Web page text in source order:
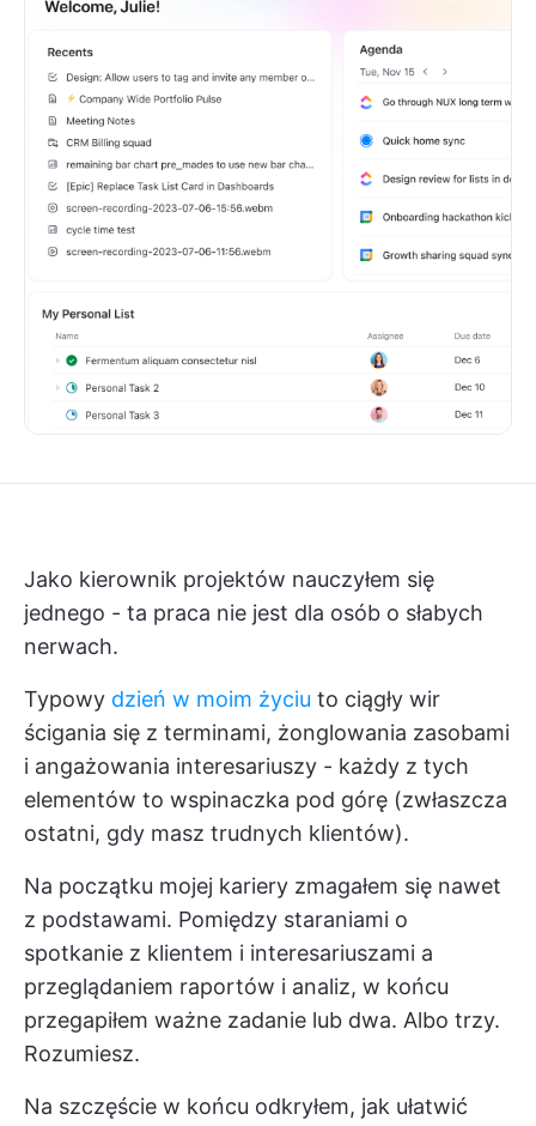
Jako kierownik projektów nauczyłem się
jednego - ta praca nie jest dla osób o słabych
nerwach.
Typowy dzień w moim życiu to ciągły wir
ścigania się z terminami, żonglowania zasobami
i angażowania interesariuszy - każdy z tych
elementów to wspinaczka pod górę (zwłaszcza
ostatni, gdy masz trudnych klientów).
Na początku mojej kariery zmagałem się nawet
z podstawami. Pomiędzy staraniami o
spotkanie z klientem i interesariuszami a
przeglądaniem raportów i analiz, w końcu
przegapiłem ważne zadanie lub dwa. Albo trzy.
Rozumiesz.
Na szczęście w końcu odkryłem, jak ułatwić